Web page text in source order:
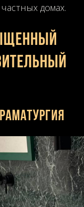
домах.